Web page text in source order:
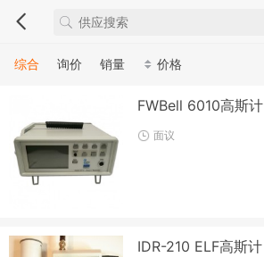
综合 询价 销量 价格
FWBell 6010高斯计
面议
IDR-210 ELF高斯计